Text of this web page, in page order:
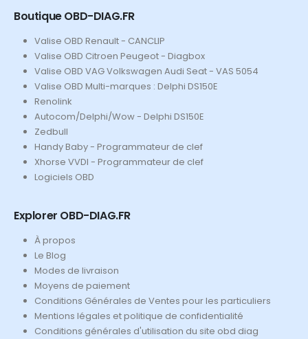
Boutique OBD-DIAG.FR
Valise OBD Renault - CANCLIP
Valise OBD Citroen Peugeot - Diagbox
Valise OBD VAG Volkswagen Audi Seat - VAS 5054
Valise OBD Multi-marques : Delphi DS150E
Renolink
Autocom/Delphi/Wow - Delphi DS150E
Zedbull
Handy Baby - Programmateur de clef
Xhorse VVDI - Programmateur de clef
Logiciels OBD
Explorer OBD-DIAG.FR
À propos
Le Blog
Modes de livraison
Moyens de paiement
Conditions Générales de Ventes pour les particuliers
Mentions légales et politique de confidentialité
Conditions générales d'utilisation du site obd diag